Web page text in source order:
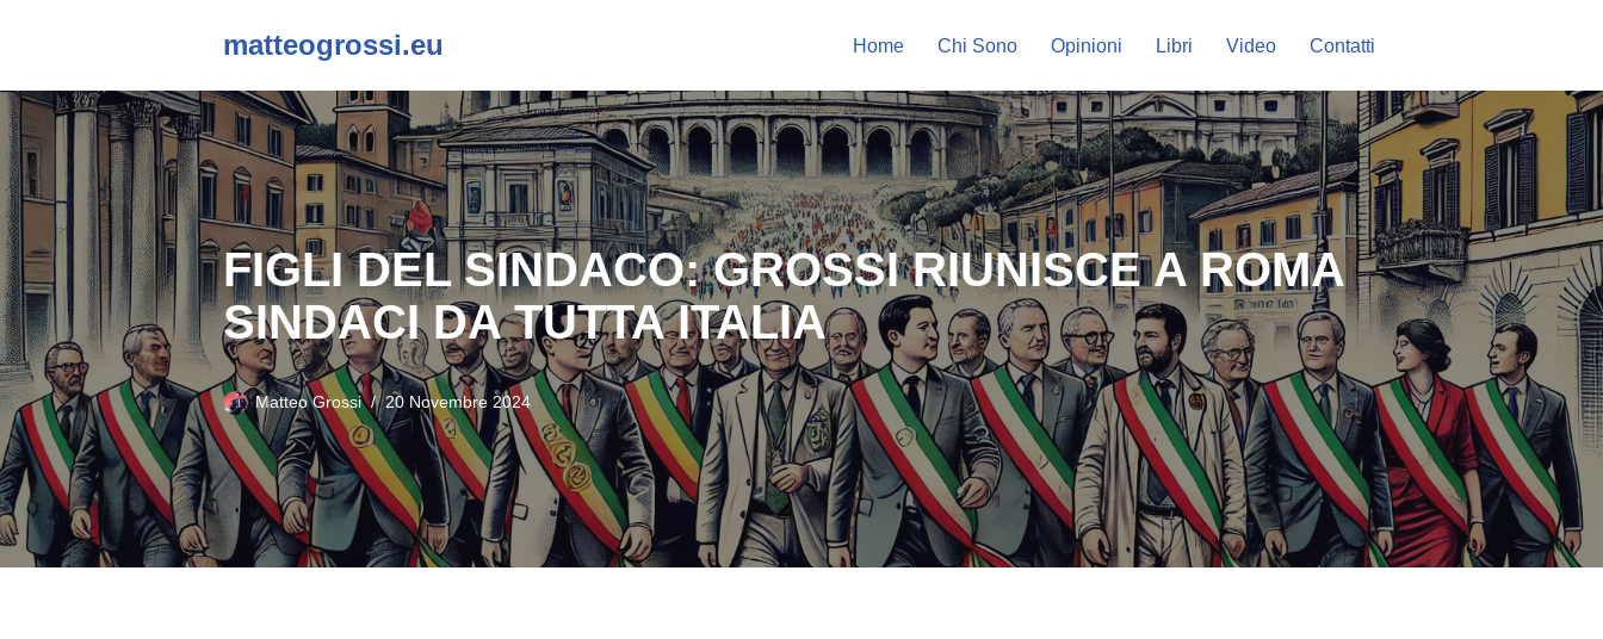
al
contenuto
matteogrossi.eu Home Chi Sono Opinioni Libri Video Contatti
FIGLI DEL SINDACO: GROSSI RIUNISCE A ROMA
SINDACI DA TUTTA ITALIA
Matteo Grossi 20 Novembre 2024